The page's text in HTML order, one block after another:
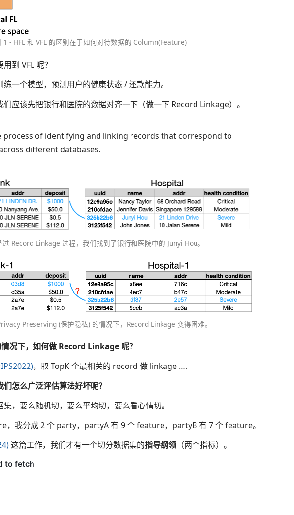
1 - HFL 和 VFL 的区别在于如何对待数据的 Column(Feature)
到 VFL 呢？
一个模型，预测用户的健康状态 / 还款能力。
应该先把银行和医院的数据对齐一下（做一下 Record Linkage）。
process of identifying and linking records that correspond to
different databases.
过 Record Linkage 过程，我们找到了银行和医院中的 Junyi Hou。
Preserving (保护隐私) 的情况下，Record Linkage 变得困难。
况下，如何做 Record Linkage 呢？
，取 TopK 个最相关的 record 做 linkage ….
怎么广泛评估算法好坏呢？
，要么随机切，要么平均切，要么看心情切。
，我分成 2 个 party，partyA 有 9 个 feature，partyB 有 7 个 feature。
这篇工作，我们才有一个切分数据集的指导纲领 （两个指标）。